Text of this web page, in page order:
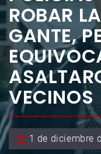
ROBAR
GANTE,
VECINOS
1 de diciembre